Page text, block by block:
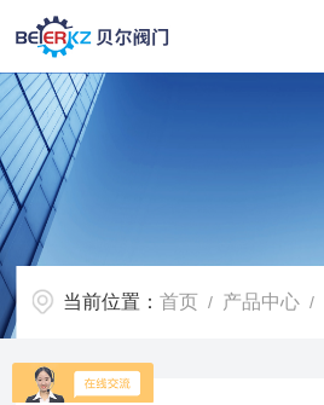
当前位置：首页 / 产品中心 /